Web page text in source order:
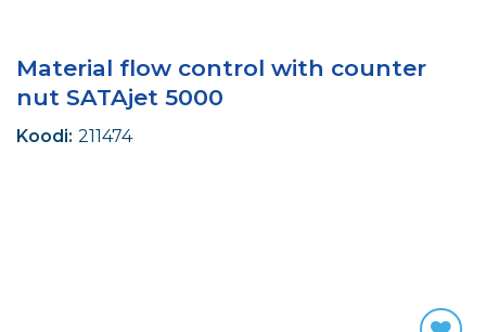
Material flow control with counter
nut SATAjet 5000
Koodi: 211474